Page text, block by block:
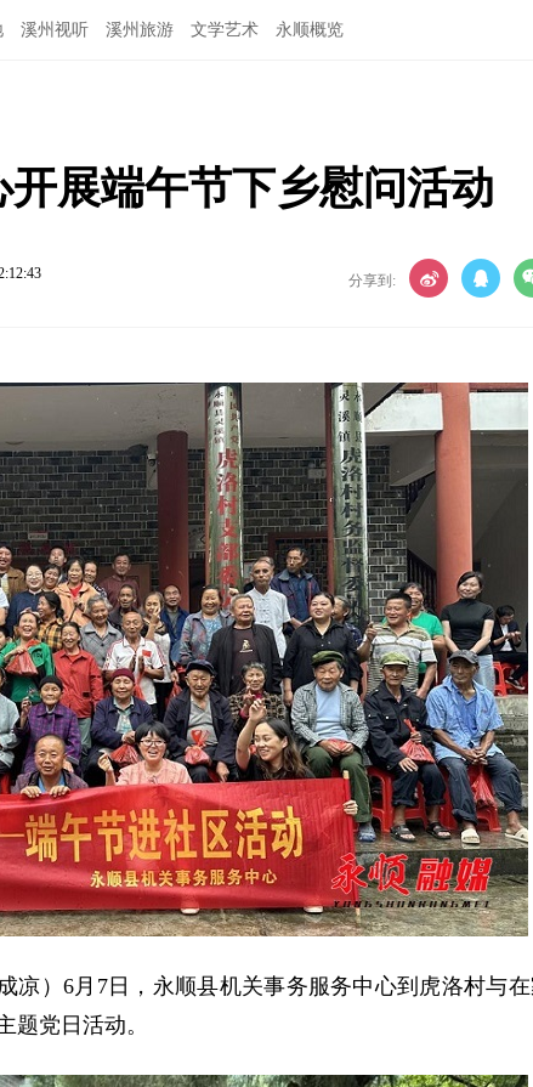
溪州视听 溪州旅游 文学艺术 永顺概览
展端午节下乡慰问活动
分享到:
凉）6月7日，永顺县机关事务服务中心到虎洛村与
题党日活动。